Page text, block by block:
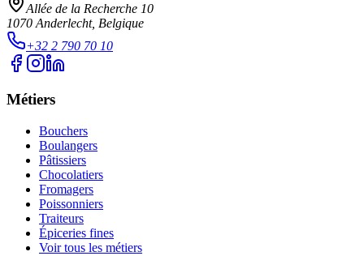
Allée de la Recherche 10
1070 Anderlecht, Belgique
+32 2 790 70 10
Métiers
Bouchers
Boulangers
Pâtissiers
Chocolatiers
Fromagers
Poissonniers
Traiteurs
Épiceries fines
Voir tous les métiers